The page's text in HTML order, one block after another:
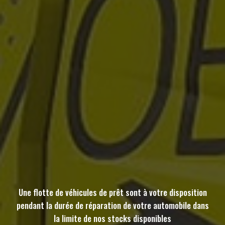
Une flotte de véhicules de prêt sont à votre disposition
pendant la durée de réparation de votre automobile dans
la limite de nos stocks disponibles